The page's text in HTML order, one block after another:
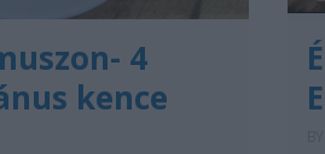
4
kence